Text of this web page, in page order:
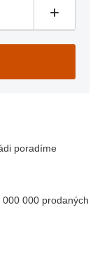
poradíme
000 prodaných